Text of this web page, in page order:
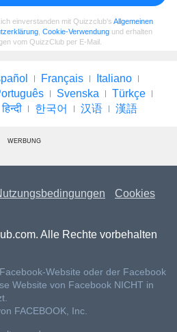
einverstanden mit Quizzclub's Allgemeinen
Cookie-Verwendung und erhalten
vom QuizzClub per E-Mail.
Français
Italiano
Svenska
Türkçe
हिन्दी 한국어 汉语 漢語
WERBUNG
Cookies
Alle Rechte vorbehalten
Website oder der Facebook
Website von Facebook NICHT in
FACEBOOK, Inc.